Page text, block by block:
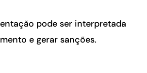
pode ser interpretada
e gerar sanções.